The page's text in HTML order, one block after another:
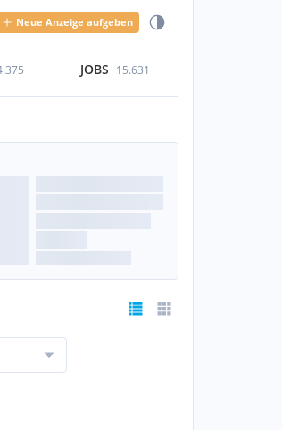
Neue Anzeige aufgeben
JOBS 15.631